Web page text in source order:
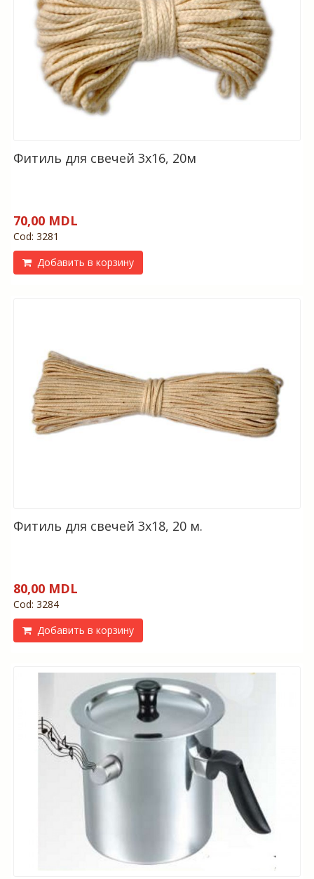
Фитиль для свечей 3х16, 20м
70,00 MDL
Cod: 3281
Добавить в корзину
Фитиль для свечей 3х18, 20 м.
80,00 MDL
Cod: 3284
Добавить в корзину